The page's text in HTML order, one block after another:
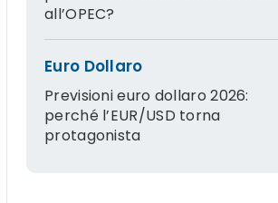
all’OPEC?
Euro Dollaro
Previsioni euro dollaro 2026:
perché l’EUR/USD torna
protagonista